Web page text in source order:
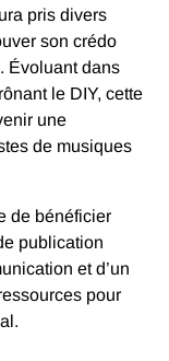
pris divers
son crédo
Évoluant dans
le DIY, cette
une
de musiques
de bénéficier
publication
et d’un
pour